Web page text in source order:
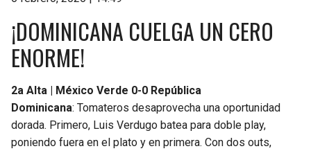
¡DOMINICANA CUELGA UN CERO
ENORME!
2a Alta | México Verde 0-0 República
Dominicana: Tomateros desaprovecha una oportunidad
dorada. Primero, Luis Verdugo batea para doble play,
poniendo fuera en el plato y en primera. Con dos outs,